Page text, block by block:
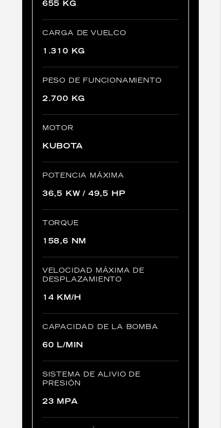
655 KG
CARGA DE VUELCO
1.310 KG
PESO DE FUNCIONAMIENTO
2.700 KG
MOTOR
KUBOTA
POTENCIA MÁXIMA
36,5 KW / 49,5 HP
TORQUE
158,6 NM
VELOCIDAD MÁXIMA DE
DESPLAZAMIENTO
14 KM/H
CAPACIDAD DE LA BOMBA
60 L/MIN
SISTEMA DE ALIVIO DE
PRESIÓN
23 MPA